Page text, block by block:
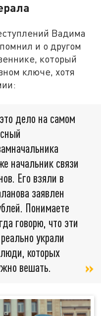
Вадима
и о другом
который
ключе, хотя
дело на самом
начальник связи
Его взяли в
заявлен
Понимаете
говорю, что эти
украли
которых
вешать.